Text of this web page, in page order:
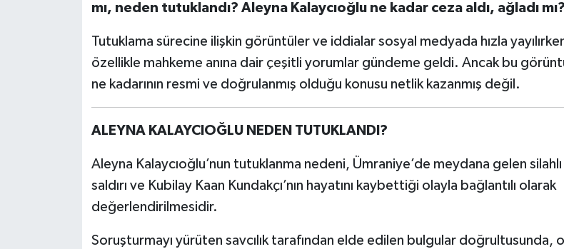
mı, neden tutuklandı? Aleyna Kalaycıoğlu ne kadar ceza aldı, ağladı mı?
Tutuklama sürecine ilişkin görüntüler ve iddialar sosyal medyada hızla
özellikle mahkeme anına dair çeşitli yorumlar gündeme geldi. Ancak bu
ne kadarının resmi ve doğrulanmış olduğu konusu netlik kazanmış değil.
ALEYNA KALAYCIOĞLU NEDEN TUTUKLANDI?
Aleyna Kalaycıoğlu’nun tutuklanma nedeni, Ümraniye’de meydana gelen silahlı
saldırı ve Kubilay Kaan Kundakçı’nın hayatını kaybettiği olayla bağlantılı olarak
değerlendirilmesidir.
Soruşturmayı yürüten savcılık tarafından elde edilen bulgular doğrultusunda,